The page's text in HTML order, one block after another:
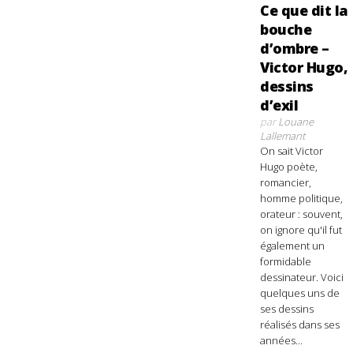
Ce que dit la
bouche
d’ombre –
Victor Hugo,
dessins
d’exil
parLouane
Lallemant
On sait Victor
Hugo poète,
romancier,
homme politique,
orateur : souvent,
on ignore qu'il fut
également un
formidable
dessinateur. Voici
quelques uns de
ses dessins
réalisés dans ses
années...